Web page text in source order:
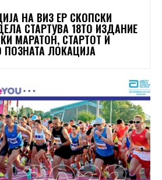
НА ВИЗ ЕР СКОПСКИ
СТАРТУВА 18ТО ИЗДАНИЕ
МАРАТОН, СТАРТОТ И
ЛОКАЦИЈА